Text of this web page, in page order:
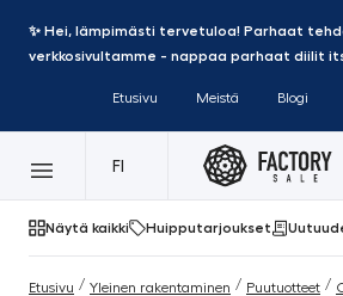
✨ Hei, lämpimästi tervetuloa! Parhaat
verkkosivultamme - nappaa parhaat diilit
Etusivu Meistä Blogi
FI
Näytä kaikki Huipputarjoukset
Etusivu / Yleinen rakentaminen / Puutuotteet /